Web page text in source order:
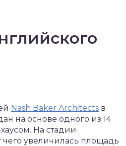
Nash Baker Architects в
на основе одного из 14
На стадии
увеличилась площадь